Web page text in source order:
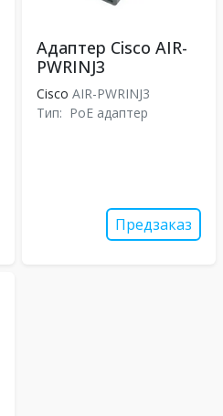
Адаптер Cisco AIR-
PWRINJ3
Cisco AIR-PWRINJ3
Тип: PoE адаптер
Предзаказ